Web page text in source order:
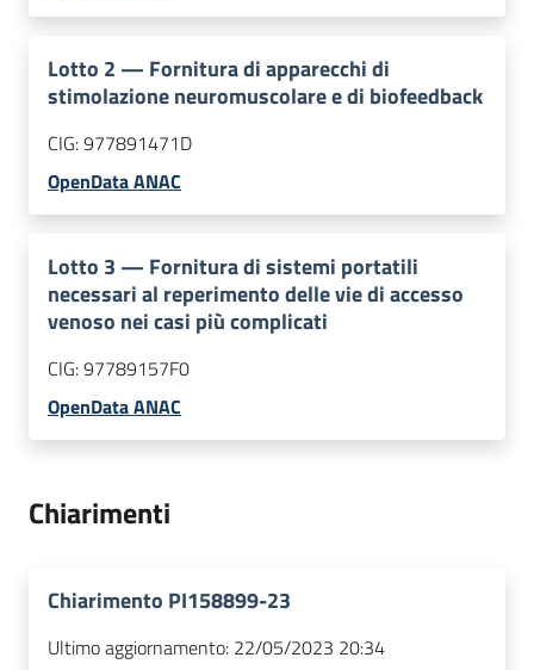
Lotto 2 — Fornitura di apparecchi di
stimolazione neuromuscolare e di biofeedback
CIG:977891471D
OpenData ANAC
Lotto 3 — Fornitura di sistemi portatili
necessari al reperimento delle vie di accesso
venoso nei casi più complicati
CIG:97789157F0
OpenData ANAC
Chiarimenti
Chiarimento PI158899-23
Ultimo aggiornamento: 22/05/2023 20:34